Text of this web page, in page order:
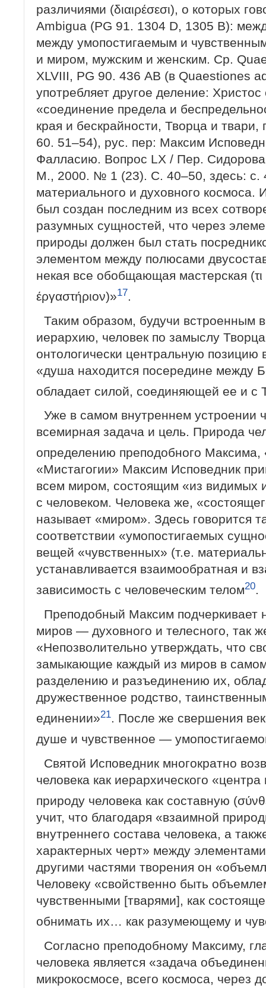
различиями (διαιρέσεσι), о которых
Ambigua (PG 91. 1304 D, 1305 B):
между умопостигаемым и
и миром, мужским и женским. Ср.
XLVIII, PG 90. 436 АВ (в Quaestiones
употребляет другое деление:
«соединение предела и
края и бескрайности, Творца и
60. 51–54), рус. пер: Максим
Фалласию. Вопрос LX / Пер.
М., 2000. № 1 (23). С. 40–50, здесь: с.
материального и духовного
был создан последним из всех
разумных сущностей, что через
природы должен был стать
элементом между полюсами
некая все обобщающая мастерская (τι
έργαστήριον)»17
Таким образом, будучи встроенным
иерархию, человек по замыслу
онтологически центральную
«душа находится посередине между
обладает силой, соединяющей ее и с
Уже в самом внутреннем устроении
всемирная задача и цель. Природа
определению преподобного Максима,
«Мистагогии» Максим Исповедник
всем миром, состоящим «из видимых
с человеком. Человека же,
называет «миром». Здесь говорится
соответствии «умопостигаемых
вещей «чувственных» (т.е.
устанавливается взаимообратная и
зависимость с человеческим телом20.
Преподобный Максим подчеркивает
миров — духовного и телесного, так
«Непозволительно утверждать, что
замыкающие каждый из миров в
разделению и разъединению их,
дружественное родство,
единении»21. После же свершения
душе и чувственное —
Святой Исповедник многократно
человека как иерархического
природу человека как составную
учит, что благодаря «взаимной
внутреннего состава человека, а
характерных черт» между
другими частями творения он
Человеку «свойственно быть
чувственными [тварями], как
обнимать их… как разумеющему и
Согласно преподобному Максиму,
человека является «задача
микрокосмосе, всего космоса, через